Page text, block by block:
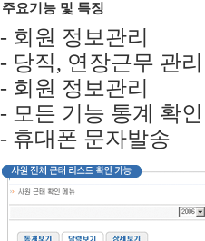
주요기능 및 특징
- 회원 정보관리
- 당직, 연장근무 관리
- 회원 정보관리
- 모든 기능 통계 확
- 휴대폰 문자발송